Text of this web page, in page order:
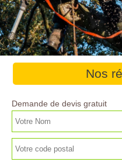
Nos
Demande de devis gratuit